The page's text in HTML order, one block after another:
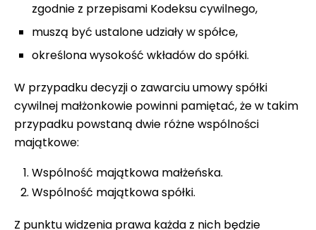
zgodnie z przepisami Kodeksu cywilnego,
muszą być ustalone udziały w spółce,
określona wysokość wkładów do spółki.
W przypadku decyzji o zawarciu umowy spółki
cywilnej małżonkowie powinni pamiętać, że w takim
przypadku powstaną dwie różne wspólności
majątkowe:
Wspólność majątkowa małżeńska.
Wspólność majątkowa spółki.
Z punktu widzenia prawa każda z nich będzie